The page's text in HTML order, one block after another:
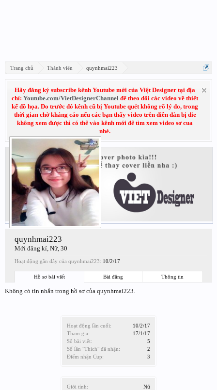
Trang chủ Thành viên quynhmai223
Hãy đăng ký subscribe kênh Youtube mới của Việt Designer tại địa
chỉ: Youtube.com/VietDesignerChannel để theo dõi các video về thiết
kế đồ họa. Do trước đó kênh cũ bị Youtube quét không rõ lý do, trong
thời gian chờ kháng cáo nếu các bạn thấy video trên diễn đàn bị die
không xem được thì có thể vào kênh mới để tìm xem video sơ cua
nhé.
Hoạt động lần cuối:
10/2/17
Tham gia:
17/1/17
Số bài viết:
5
Số lần "Thích" đã nhận:
2
Điểm nhận Cup:
3
Giới tính: Nữ
quynhmai223
Mới đăng kí, Nữ, 30
Hoạt động gần đây của quynhmai223: 10/2/17
Hồ sơ bài viết Bài đăng Thông tin
Không có tin nhắn trong hồ sơ của quynhmai223.